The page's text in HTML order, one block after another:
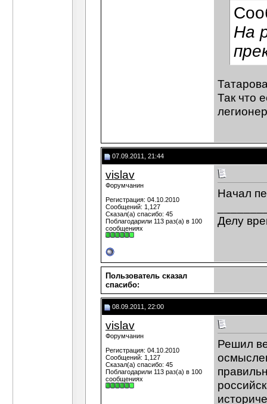
На
Так что
07.09.2011, 21:44
vislav
Форумчанин
Регистрация: 04.10.2010
Сообщений: 1,127
Сказал(а) спасибо: 45
Поблагодарили 113 раз(а) в 100
сообщениях
Начал
Делу
Пользователь сказал
cпасибо:
08.09.2011, 22:00
vislav
Форумчанин
Регистрация: 04.10.2010
Сообщений: 1,127
Сказал(а) спасибо: 45
Поблагодарили 113 раз(а) в 100
сообщениях
Решил